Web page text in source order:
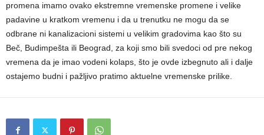
promena imamo ovako ekstremne vremenske promene i velike
padavine u kratkom vremenu i da u trenutku ne mogu da se
odbrane ni kanalizacioni sistemi u velikim gradovima kao što su
Beč, Budimpešta ili Beograd, za koji smo bili svedoci od pre nekog
vremena da je imao vodeni kolaps, što je ovde izbegnuto ali i dalje
ostajemo budni i pažljivo pratimo aktuelne vremenske prilike.